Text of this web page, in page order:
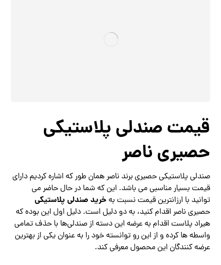
قیمت صندلی پلاستیکی
حصیری ناصر
صندلی پلاستیکی حصیری برند ناصر همان طور که اشاره کردیم دارای
قیمت بسیار مناسبی می باشد. این که شما در حال حاضر می
توانید با ارزانترین قیمت نسبت به خرید صندلی پلاستیکی
حصیری ناصر اقدام کنید، به دو دلیل است. دلیل اول این بوده که
هیراد پلاست اقدام به عرضه این دسته از صندلی‌ها با حذف تمامی
واسطه ها کرده و از این رو توانسته خود را به عنوان یکی از بهترین
عرضه کنندگان این محصول معرفی کند.